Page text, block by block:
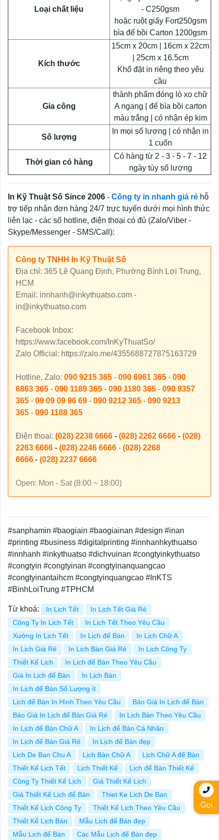
Loại chất liệu
- C250gsm
hoặc ruột giấy Fort250gsm
bìa đế bồi Carton 1200gsm
Kích thước
15cm x 20cm | 16cm x 22cm
| 25cm x 16.5cm
Khổ đặt in riêng theo yêu
cầu
Gia công
thành phẩm đóng lò xo chữ
A ngang | đế bìa bồi carton
màu trắng | có nhận ép kim
Số lượng
In mọi số lượng | có nhận in
1 cuốn
Thời gian có hàng
Có hàng từ 2 - 3 - 5 - 7 - 12
ngày tùy số lượng
In Kỹ Thuật Số Since 2006 - Công ty in nhanh giá rẻ hỗ
trợ tiếp nhận đơn hàng 24/7 trực tuyến dưới mọi hình thức
liên lạc - các số hotline, điện thoại có đủ (Zalo/Viber -
Skype/Messenger - SMS/Call):
Công ty TNHH In Kỹ Thuật Số
Địa chỉ: 365 Lê Quang Định, Phường Bình Lợi Trung,
HCM
Email: innhanh@inkythuatso.com -
in@inkythuatso.com
Facebook Inbox:
https://www.facebook.com/InKyThuatSo/
Zalo Official: https://zalo.me/4355688727875163729
Hotline, Zalo: 090 9215 365 - 090 6961 365 - 090
6863 365 - 090 1189 365 - 090 1180 365 - 090 9357
365 - 09 09 09 96 69 - 090 9212 365 - 090 9213
365 - 090 1188 365
Điện thoại: (028) 2238 6666 - (028) 2262 6666 - (028)
2263 6666 - (028) 2246 6666 - (028) 2268
6666 - (028) 2237 6666
Open: Mon - Sat (8:00 ~ 18:00)
#sanphamin #baogiain #baogiainan #design #inan
#printing #business #digitalprinting #innhanhkythuatso
#innhanh #inkythuatso #dichvuinan #congtyinkythuatso
#congtyin #congtyinan #congtyinanquangcao
#congtyinantaihcm #congtyinquangcao #InKTS
#BinhLoiTrung #TPHCM
Từ khoá: In Lịch Tết
In Lịch Tết Giá Rẻ
Công Ty In Lịch Tết
In Lịch Tết Theo Yêu Cầu
Xưởng In Lịch Tết
In Lịch để Bàn
In Lịch Chữ A
In Lịch Giá Rẻ
In Lịch Bàn Giá Rẻ
In Lịch Công Ty
Thiết Kế Lịch
In Lịch để Bàn Theo Yêu Cầu
Giá In Lịch để Bàn
In Lịch Bàn
In Lịch để Bàn Số Lượng ít
Lịch để Bàn In Hình Theo Yêu Cầu
Báo Giá In Lịch để Bàn
Báo Giá In Lịch để Bàn Giá Rẻ
In Lịch Bàn Theo Yêu Cầu
In Lịch để Bàn Chữ A
In Lịch để Bàn Cá Nhân
In Lịch để Bàn Giá Rẻ
In Lịch để Bàn đẹp
Lich De Ban Chu A
Lịch Bàn Chữ A
Lịch Chữ A để Bàn
Thiết Kế Lịch Tết
Lịch Thiết Kế
Lịch để Bàn Thiết Kế
Công Ty Thiết Kế Lịch
Giá Thiết Kế Lịch
Giá Thiết Kế Lịch để Bàn
Thiet Ke Lich De Ban
Thiết Kế Lịch Công Ty
Thiết Kế Lịch Theo Yêu Cầu
Thiết Kế Lịch Bàn
Mẫu Lịch để Bàn đẹp
Mẫu Lịch để Bàn
Các Mẫu Lịch để Bàn đẹp
Gọi